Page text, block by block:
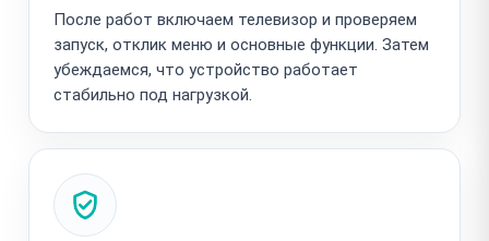
После работ включаем телевизор и проверяем
запуск, отклик меню и основные функции. Затем
убеждаемся, что устройство работает
стабильно под нагрузкой.